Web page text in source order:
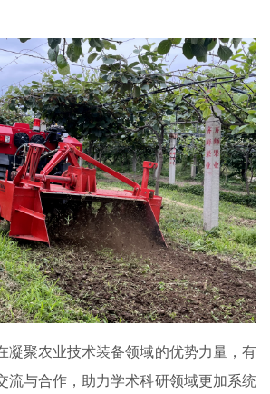
凝聚农业技术装备领域的优势力量，有
流与合作，助力学术科研领域更加系统